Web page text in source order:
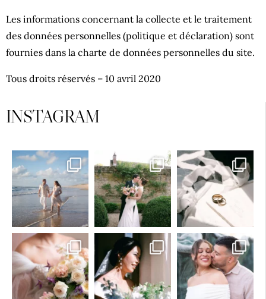
Les informations concernant la collecte et le traitement
des données personnelles (politique et déclaration) sont
fournies dans la charte de données personnelles du site.
Tous droits réservés – 10 avril 2020
INSTAGRAM